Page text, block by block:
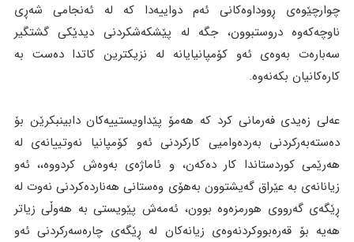
چوارچێوەی ڕووداوەکانی ئەم دواییەدا کە لە ئەنجامی شەڕی
ناوچەکەوە دروستبوون، جگە لە پێشکەشکردنی دیدێکی گشتگیر
سەبارەت بەوەی ئەو کۆمپانیایانە لە نزیکترین کاتدا دەست بە
کارەکانیان بکەنەوە.
عەلی زەیدی فەرمانی کرد کە هەمۆ پێداویستییەکان دابینبکرێن بۆ
دەستەبەرکردنی بەردەوامیی کارکردنی ئەو کۆمپانیا نەوتییانەی لە
هەرێمی کوردستاندا کار دەکەن، و ئاماژەی بەوەش کردووە،، ئەو
زیانانەی بە عێراق گەیشتوون بەهۆی وەستانی هەناردەکردنی نەوت لە
ڕێگەی گەرووی هورمزەوە بوون، ئەمەش پێویستی بە هەوڵی زیاتر
هەیە بۆ قەرەبووکردنەوەی زیانەکان لە ڕێگەی چارەسەرکردنی ئەو